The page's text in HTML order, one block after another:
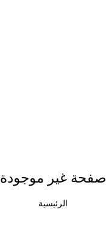
صفحة غير موجودة
الرئيسية